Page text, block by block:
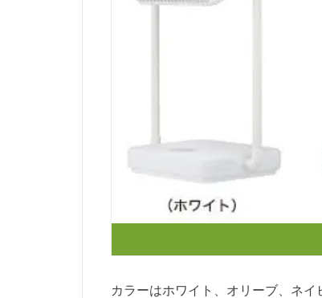
カラーはホワイト、オリーブ、ネイ